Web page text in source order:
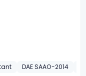
DAE SAAO-2014